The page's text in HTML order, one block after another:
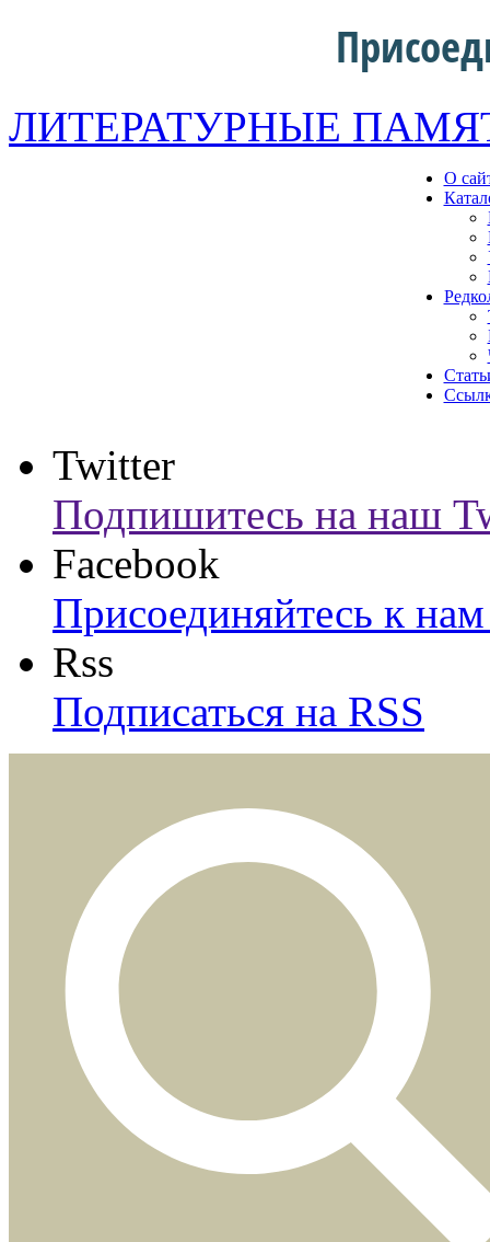
ЛИТЕРАТУРНЫЕ
О
Twitter
Подпишитесь на наш
Facebook
Присоединяйтесь к
Rss
Подписаться на RSS